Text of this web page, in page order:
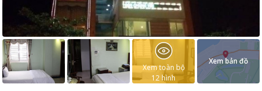
Xem toàn bộ
12 hình
Xem bản đồ